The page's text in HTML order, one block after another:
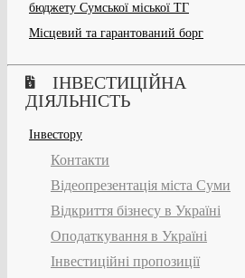
бюджету Сумської міської ТГ
Місцевий та гарантований борг
ІНВЕСТИЦІЙНА
ДІЯЛЬНІСТЬ
Інвестору
Контакти
Відеопрезентація міста Суми
Відкриття бізнесу в Україні
Оподаткування в Україні
Інвестиційні пропозиції